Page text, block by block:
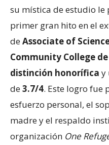
su mística de estudio
primer gran hito en el
deAssociate of
Community College
distinción honorífica y
de3.7/4. Este logro fue
esfuerzo personal, el
madre y el respaldo
organización One